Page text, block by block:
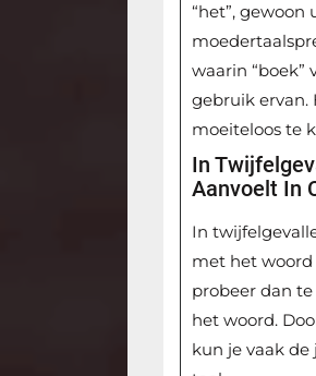
“het”,
waarin
gebruik ervan.
moeiteloos te
In
Aanvoelt In
In
met het woord
probeer dan
het woord.
kun je vaak